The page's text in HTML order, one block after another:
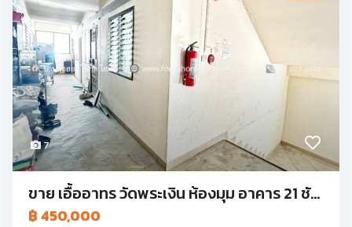
7
ขาย เอื้ออาทร วัดพระเงิน ห้องมุม อาคาร 21 ชั...
฿ 450,000